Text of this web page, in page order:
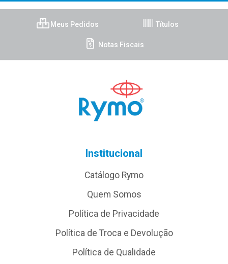
Meus Pedidos Títulos
Notas Fiscais
Institucional
Catálogo Rymo
Quem Somos
Política de Privacidade
Política de Troca e Devolução
Política de Qualidade